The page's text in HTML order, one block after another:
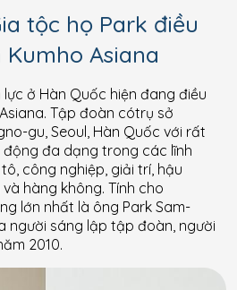
tộc họ Park điều
Asiana
ở Hàn Quốc hiện đang điều
Tập đoàn cótrụ sở
gu, Seoul, Hàn Quốc với rất
đa dạng trong các lĩnh
công nghiệp, giải trí, hậu
hàng không. Tính cho
lớn nhất là ông Park Sam-
người sáng lập tập đoàn, người
2010.